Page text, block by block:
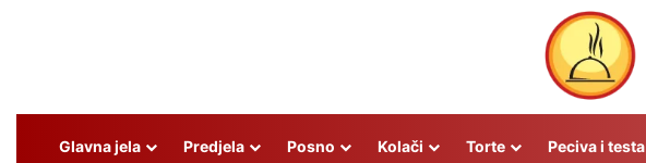
Glavna jela Predjela Posno Kolači Torte Peciva i testa